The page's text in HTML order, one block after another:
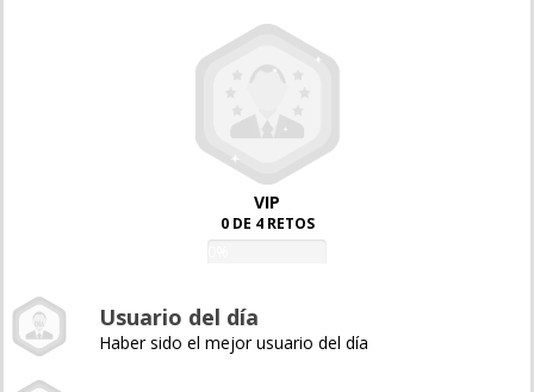
VIP
0 DE 4 RETOS
Usuario del día
Haber sido el mejor usuario del día